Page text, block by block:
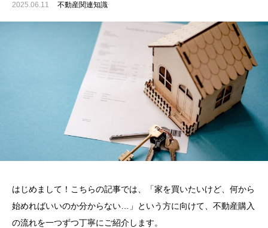
2025.06.11 不動産関連知識
はじめまして！こちらの記事では、「家を買いたいけど、何から
始めればいいのか分からない…」という方に向けて、不動産購入
の流れを一つずつ丁寧にご紹介します。